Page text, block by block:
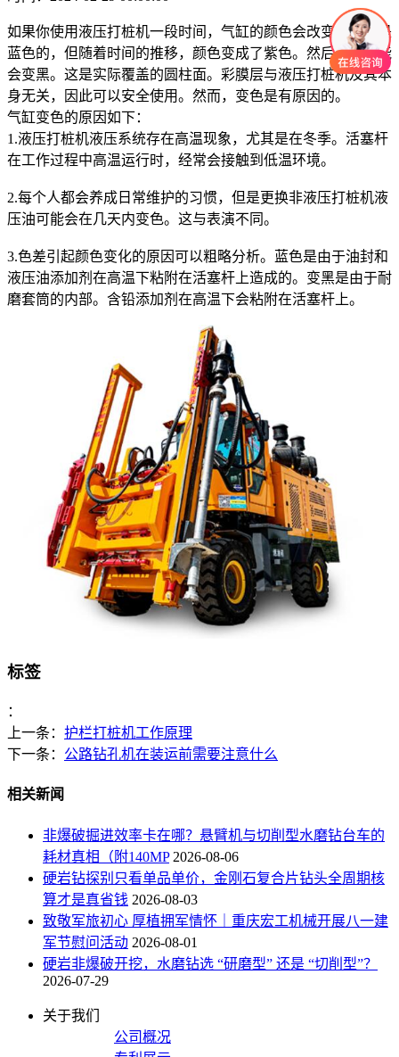
如果你使用液压打桩机一段时间，气缸的颜色会改变。起初是
蓝色的，但随着时间的推移，颜色变成了紫色。然后，它可能
会变黑。这是实际覆盖的圆柱面。彩膜层与液压打桩机及其本
身无关，因此可以安全使用。然而，变色是有原因的。
气缸变色的原因如下：
1.液压打桩机液压系统存在高温现象，尤其是在冬季。活塞杆
在工作过程中高温运行时，经常会接触到低温环境。
2.每个人都会养成日常维护的习惯，但是更换非液压打桩机液
压油可能会在几天内变色。这与表演不同。
3.色差引起颜色变化的原因可以粗略分析。蓝色是由于油封和
液压油添加剂在高温下粘附在活塞杆上造成的。变黑是由于耐
磨套筒的内部。含铅添加剂在高温下会粘附在活塞杆上。
标签
：
上一条： 护栏打桩机工作原理
下一条： 公路钻孔机在装运前需要注意什么
相关新闻
非爆破掘进效率卡在哪？悬臂机与切削型水磨钻台车的
耗材真相（附140MP 2026-08-06
硬岩钻探别只看单品单价，金刚石复合片钻头全周期核
算才是真省钱 2026-08-03
致敬军旅初心 厚植拥军情怀｜重庆宏工机械开展八一建
军节慰问活动 2026-08-01
硬岩非爆破开挖，水磨钻选 “研磨型” 还是 “切削型”？
2026-07-29
关于我们
公司概况